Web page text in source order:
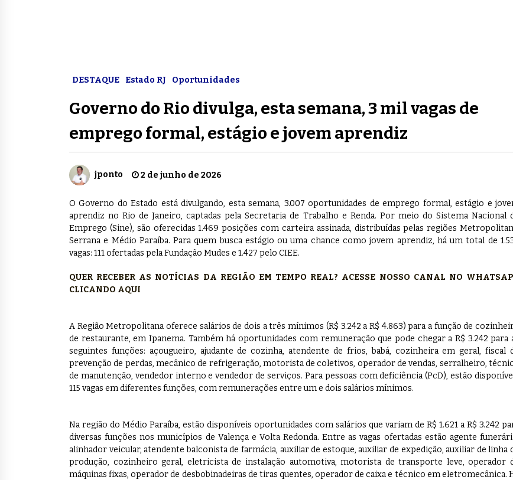
DESTAQUE Estado RJ Oportunidades
Governo do Rio divulga, esta semana, 3 mil vagas de
emprego formal, estágio e jovem aprendiz
jponto 2 de junho de 2026
O Governo do Estado está divulgando, esta semana, 3.007 oportunidades de emprego formal, estágio e
aprendiz no Rio de Janeiro, captadas pela Secretaria de Trabalho e Renda. Por meio do Sistema Nacional
Emprego (Sine), são oferecidas 1.469 posições com carteira assinada, distribuídas pelas regiões
Serrana e Médio Paraíba. Para quem busca estágio ou uma chance como jovem aprendiz, há um total de
vagas: 111 ofertadas pela Fundação Mudes e 1.427 pelo CIEE.
QUER RECEBER AS NOTÍCIAS DA REGIÃO EM TEMPO REAL? ACESSE NOSSO CANAL NO
CLICANDO AQUI
A Região Metropolitana oferece salários de dois a três mínimos (R$ 3.242 a R$ 4.863) para a função de
de restaurante, em Ipanema. Também há oportunidades com remuneração que pode chegar a R$ 3.242 para
seguintes funções: açougueiro, ajudante de cozinha, atendente de frios, babá, cozinheira em geral, fiscal
prevenção de perdas, mecânico de refrigeração, motorista de coletivos, operador de vendas, serralheiro,
de manutenção, vendedor interno e vendedor de serviços. Para pessoas com deficiência (PcD), estão
115 vagas em diferentes funções, com remunerações entre um e dois salários mínimos.
Na região do Médio Paraíba, estão disponíveis oportunidades com salários que variam de R$ 1.621 a R$ 3.242
diversas funções nos municípios de Valença e Volta Redonda. Entre as vagas ofertadas estão agente
alinhador veicular, atendente balconista de farmácia, auxiliar de estoque, auxiliar de expedição, auxiliar de linha
produção, cozinheiro geral, eletricista de instalação automotiva, motorista de transporte leve, operador
máquinas fixas, operador de desbobinadeiras de tiras quentes, operador de caixa e técnico em eletromecânica.